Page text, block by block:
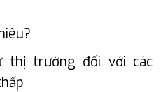
thị trường đối với các